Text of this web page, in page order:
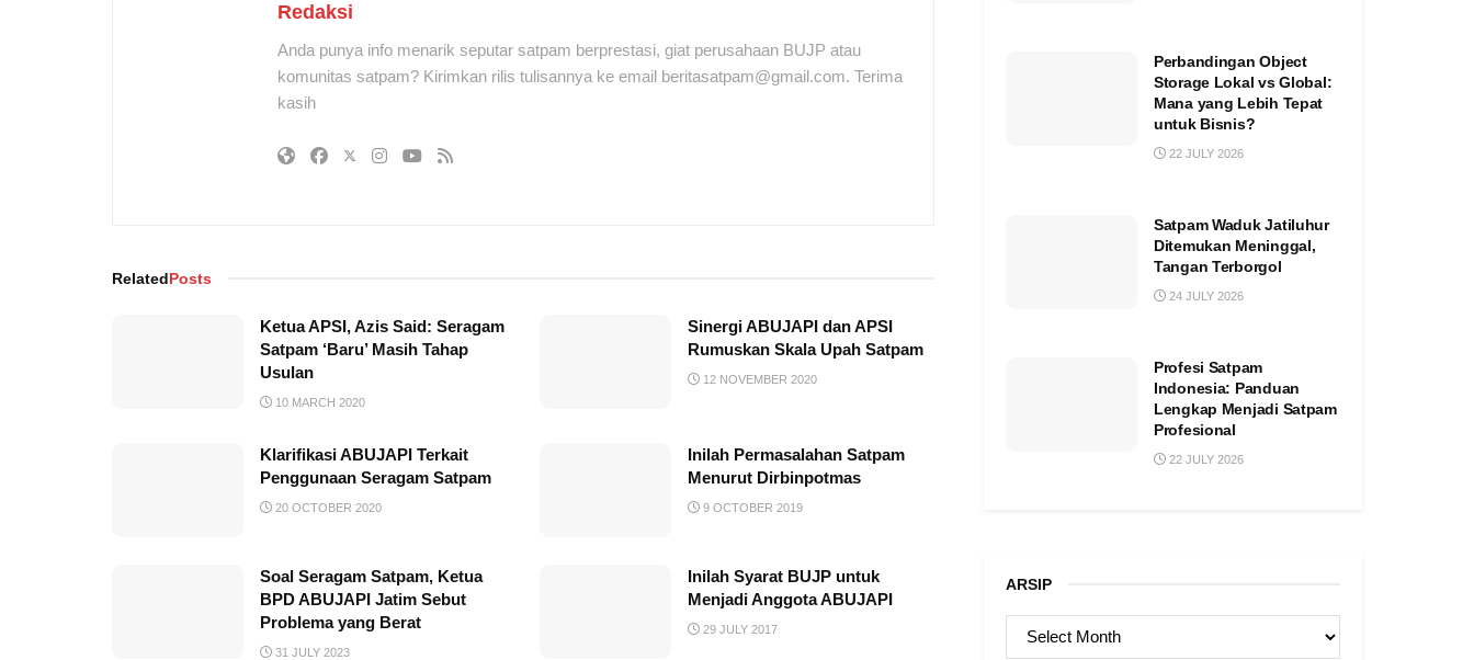
Redaksi
Anda punya info menarik seputar satpam berprestasi, giat perusahaan BUJP atau
komunitas satpam? Kirimkan rilis tulisannya ke email beritasatpam@gmail.com. Terima
kasih
RelatedPosts
Ketua APSI, Azis Said: Seragam
Satpam ‘Baru’ Masih Tahap
Usulan
10 MARCH 2020
Sinergi ABUJAPI dan APSI
Rumuskan Skala Upah Satpam
12 NOVEMBER 2020
Klarifikasi ABUJAPI Terkait
Penggunaan Seragam Satpam
20 OCTOBER 2020
Inilah Permasalahan Satpam
Menurut Dirbinpotmas
9 OCTOBER 2019
Soal Seragam Satpam, Ketua
BPD ABUJAPI Jatim Sebut
Problema yang Berat
31 JULY 2023
Inilah Syarat BUJP untuk
Menjadi Anggota ABUJAPI
29 JULY 2017
Perbandingan Object
Storage Lokal vs Global:
Mana yang Lebih Tepat
untuk Bisnis?
22 JULY 2026
Satpam Waduk Jatiluhur
Ditemukan Meninggal,
Tangan Terborgol
24 JULY 2026
Profesi Satpam
Indonesia: Panduan
Lengkap Menjadi Satpam
Profesional
22 JULY 2026
ARSIP
ARSIP